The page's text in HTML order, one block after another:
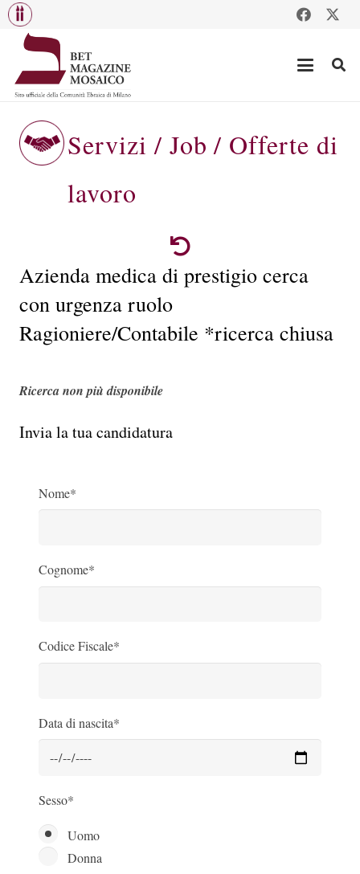
Servizi / Job / Offerte di
lavoro
Azienda medica di prestigio cerca
con urgenza ruolo
Ragioniere/Contabile *ricerca chiusa
Ricerca non più disponibile
Invia la tua candidatura
Nome*
Cognome*
Codice Fiscale*
Data di nascita*
Sesso*
Uomo
Donna